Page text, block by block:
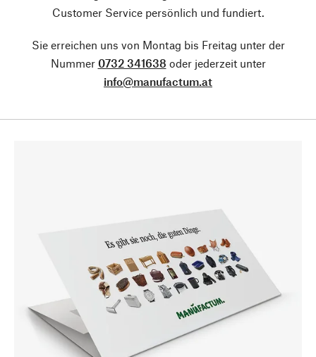
Customer Service persönlich und fundiert.
Sie erreichen uns von Montag bis Freitag unter der
Nummer 0732 341638 oder jederzeit unter
info@manufactum.at